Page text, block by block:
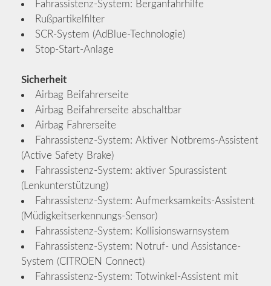
Fahrassistenz-System: Berganfahrhilfe
Rußpartikelfilter
SCR-System (AdBlue-Technologie)
Stop-Start-Anlage
Sicherheit
Airbag Beifahrerseite
Airbag Beifahrerseite abschaltbar
Airbag Fahrerseite
Fahrassistenz-System: Aktiver Notbrems-Assistent
(Active Safety Brake)
Fahrassistenz-System: aktiver Spurassistent
(Lenkunterstützung)
Fahrassistenz-System: Aufmerksamkeits-Assistent
(Müdigkeitserkennungs-Sensor)
Fahrassistenz-System: Kollisionswarnsystem
Fahrassistenz-System: Notruf- und Assistance-
System (CITROEN Connect)
Fahrassistenz-System: Totwinkel-Assistent mit